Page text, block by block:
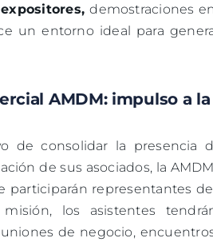
,demostraciones
un entorno ideal para
AMDM: impulso a
de consolidar la presencia
de sus asociados, la
participarán representantes
misión, los asistentes
de negocio,